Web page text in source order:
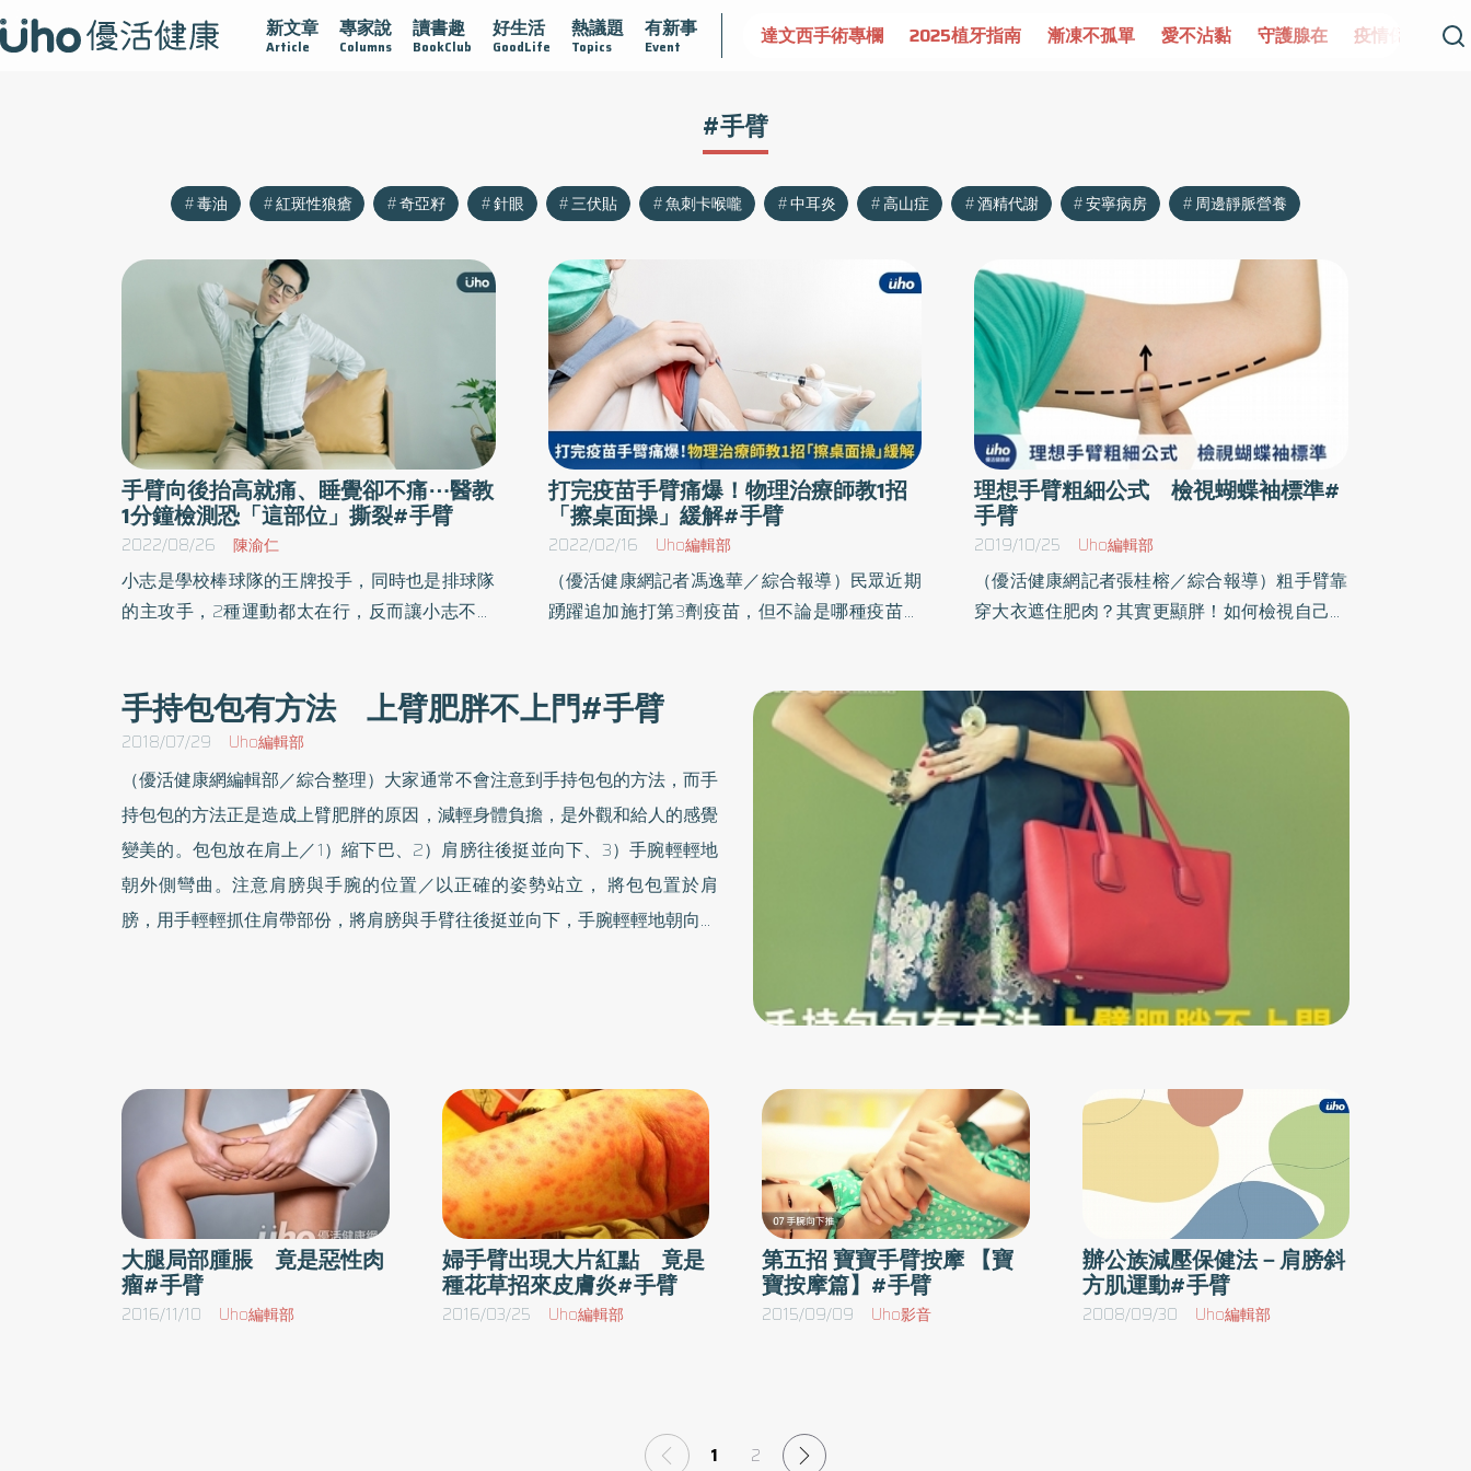
新文章
Article
專家說
Columns
讀書趣
BookClub
好生活
GoodLife
熱議題
Topics
有新事
Event
守護腺在 疫情保衛戰 再生醫學 愛的未來視 認識攝護腺肥大 守護骨骼健康 達文西手術專欄 2025植牙指南 漸凍不孤單 愛不沾黏 守護腺在 疫情保衛戰 再生醫
#手臂
毒油 紅斑性狼瘡 奇亞籽 針眼 三伏貼 魚刺卡喉嚨 中耳炎 高山症 酒精代謝 安寧病房 周邊靜脈營養
手臂向後抬高就痛、睡覺卻不痛⋯醫教
1分鐘檢測恐「這部位」撕裂#手臂
2022/08/26 陳渝仁
小志是學校棒球隊的王牌投手，同時也是排球隊
的主攻手，2種運動都太在行，反而讓小志不知
打完疫苗手臂痛爆！物理治療師教1招
「擦桌面操」緩解#手臂
2022/02/16 Uho編輯部
（優活健康網記者馮逸華／綜合報導）民眾近期
踴躍追加施打第3劑疫苗，但不論是哪種疫苗，
痠痛到無法舉起手臂，有人則是睡覺翻身壓到被
痛醒；但復健科醫師就指出，其實這並不一定是
疫苗所導致，也可能是太過緊張、焦慮等心理因
素影響。「疫苗注射肩傷害」24小時內就出現衛
生福利部南投醫院復健科主任周建文指表示，
「疫苗注射後的肩傷害」（Shoulder injury
related to vaccine administration，SIRVA） 是
指疫苗注射後立即出現肩膀的症狀。據統計，約
有9成的病患是24小時之內隨即出現症狀，很少
是超過3天才出現肩膀問題，而這些症狀90%會
自然復原，不需要特別治療。但若想即時緩解肩
藥來降低發炎反應，後續搭配物理治療儀器及復
健運動，幫助患者減輕症狀，盡快回復正常手臂
功能。輕度「肩關節復健操」伸展肌肉減緩痠痛
衛生福利部南投醫院物理治療師張鈞渝建議，適
度的肩關節活動可伸展攣縮的肌肉群，運動時以
不引發更嚴重痠痛的輕度活動度為原則，以下提
供1招：舉高整隻手臂，手臂內收外展如擦大桌
面動作，使肩膀內外轉動。每次做10下，共5
天內消失，並隨年齡層增加而減少。若擔心副作
理想手臂粗細公式 檢視蝴蝶袖標準#
手臂
2019/10/25 Uho編輯部
（優活健康網記者張桂榕／綜合報導）粗手臂靠
穿大衣遮住肥肉？其實更顯胖！如何檢視自己的
×0.145～高限身高（cm）×0.16例如：身高158公
分，手臂粗細的標準範圍就是 22.91（公分）～
25.28（公分）。如果超過標準範圍，那就趕緊
學瘦手臂3動作，燃燒晃動的掰掰袖，打造結實
線條，不論無袖背心還是長袖毛衣，都能美美上
身。鍛鍊肩關節周圍肌群 可瘦手臂又挺胸其
實，手臂好不好看雖然和粗細有一定關係，但更
大的關係來自緊緻度，手臂肌肉結實但又不至於
過度發達，變成金剛芭比，是人人羨慕的完美手
臂線條！鍛鍊肩關節周圍肌群，讓你瘦手臂又挺
胸！第1招. 球柱揮擊《組數》15〜20秒/3組《動
擺，球頭朝下，掌心向後。(3) 接著雙手往左右伸
直，再依序回到(2)和(1)，並且重複動作。第2招.
手臂內收《組數》15〜20秒/3組《動作》(1) 雙手
張開與地面平行，掌心向後，大拇指朝下。(2)
再將手往身體方向收進來，過程中收微轉動手
臂，讓掌心微微向上，最後讓手臂靠攏身體，重
複動作。Tip：動作在瑜珈墊上或坐在椅子上做都
可以，但過程中要記得，保持脊柱伸直，不彎腰
手持包包有方法 上臂肥胖不上門#手臂
2018/07/29 Uho編輯部
（優活健康網編輯部／綜合整理）大家通常不會注意到手持包包的方法，而手
持包包的方法正是造成上臂肥胖的原因，減輕身體負擔，是外觀和給人的感覺
變美的。包包放在肩上／1）縮下巴、2）肩膀往後挺並向下、3）手腕輕輕地
朝外側彎曲。注意肩膀與手腕的位置／以正確的姿勢站立， 將包包置於肩
膀，用手輕輕抓住肩帶部份，將肩膀與手臂往後挺並向下，手腕輕輕地朝向外
膀往後挺並向下，手腕輕輕地朝向外側。NG！背部不挺直會給人衰老感／姿
勢不良時，包包會變成由肩膀與手臂所支撐，會時常讓肌肉處於緊張的狀態
下。（本文摘自／伸展決定你的胖瘦／瑞麗美人出版）
大腿局部腫脹 竟是惡性肉
瘤#手臂
2016/11/10 Uho編輯部
婦手臂出現大片紅點 竟是
種花草招來皮膚炎#手臂
2016/03/25 Uho編輯部
第五招 寶寶手臂按摩 【寶
寶按摩篇】#手臂
2015/09/09 Uho影音
辦公族減壓保健法－肩膀斜
方肌運動#手臂
2008/09/30 Uho編輯部
1 2